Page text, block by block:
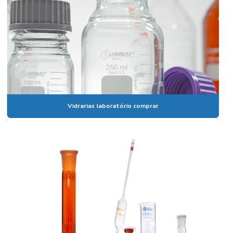
Balão volumétrico comprar
Balão volumétrico preço
Balão volumétrico de vidro
Banho para calibração de termômetros
Banho de circulação
Banho maria digital
Banho maria de laboratório preço
Banho termostático com circulação externa
Banho termostatizado com refrigeração e circulação
Vidrarias laboratório comprar